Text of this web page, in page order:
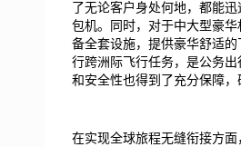
了无论客户身处何地，都能
包机。同时，对于中大型豪
备全套设施，提供豪华舒适
行跨洲际飞行任务，是公务
和安全性也得到了充分保障，
在实现全球旅程无缝衔接方